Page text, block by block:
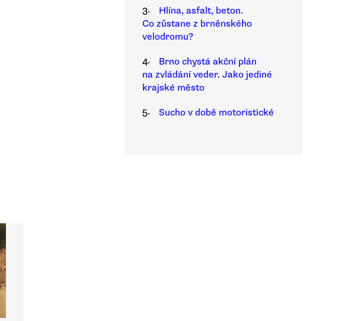
3.
Hlína, asfalt, beton.
Co zůstane z brněnského
velodromu?
4.
Brno chystá akční plán
na zvládání veder. Jako jediné
krajské město
5.
Sucho v době motoristické